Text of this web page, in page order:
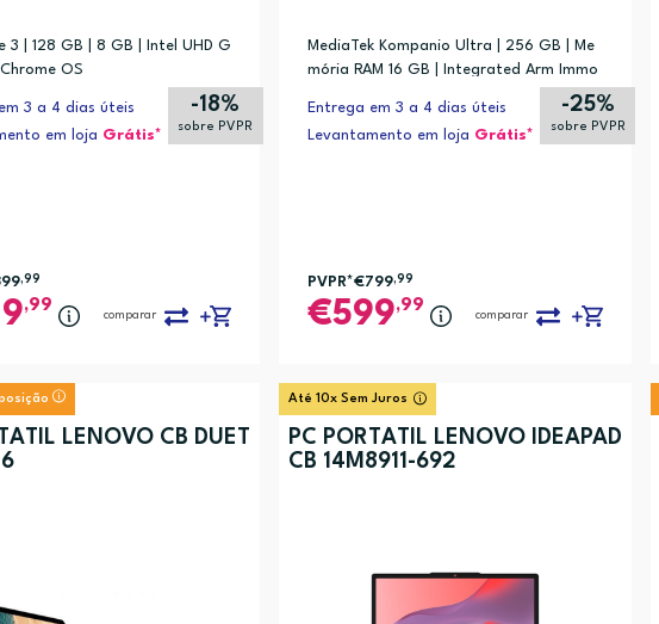
3 | 128 GB | 8 GB | Intel UHD G
OS
3 a 4 dias úteis
em loja Grátis*
-18%
sobre PVPR
,99
,99
comparar
MediaTek Kompanio Ultra | 256 GB | Me
mória RAM 16 GB | Integrated Arm Immo
Entrega em 3 a 4 dias úteis
Levantamento em loja Grátis*
-25%
sobre PVPR
PVPR*€799,99
599,99
comparar
LENOVO CB DUET
Até 10x Sem Juros
PC PORTÁTIL LENOVO IDEAPAD
CB 14M8911-692